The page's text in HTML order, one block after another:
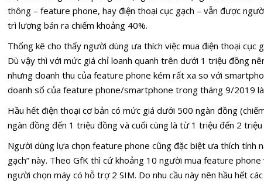
thông – feature phone, hay điện thoại cục gạch – vẫn được
trì lượng bán ra chiếm khoảng 40%.
Thống kê cho thấy người dùng ưa thích việc mua điện thoại cục
Dù vậy thì với mức giá chỉ loanh quanh trên dưới 1 triệu đồng
nhưng doanh thu của feature phone kém rất xa so với
doanh số của feature phone/smartphone trong tháng 9/2019
Hầu hết điện thoại cơ bản có mức giá dưới 500 ngàn đồng
ngàn đồng đến 1 triệu đồng và cuối cùng là từ 1 triệu đến 2 triệu
Người dùng lựa chọn feature phone cũng đặc biệt ưa thích tính
gạch” này. Theo GfK thì cứ khoảng 10 người mua feature
người chọn máy có hỗ trợ 2 SIM. Do nhu cầu này nên hầu hết